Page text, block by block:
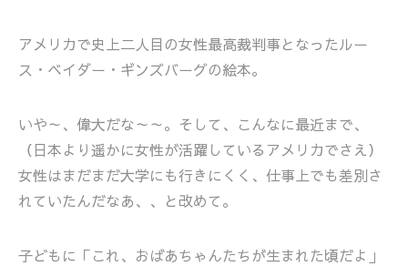
アメリカで史上二人目の女性最高裁判事となったルー
ス・ベイダー・ギンズバーグの絵本。
いや～、偉大だな～～。そして、こんなに最近まで、
（日本より遥かに女性が活躍しているアメリカでさえ）
女性はまだまだ大学にも行きにくく、仕事上でも差別さ
れていたんだなあ、、と改めて。
子どもに「これ、おばあちゃんたちが生まれた頃だよ」